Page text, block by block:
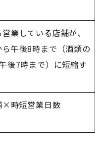
業している店舗が、
午後8時まで（酒類の
後7時まで）に短縮す
×時短営業日数